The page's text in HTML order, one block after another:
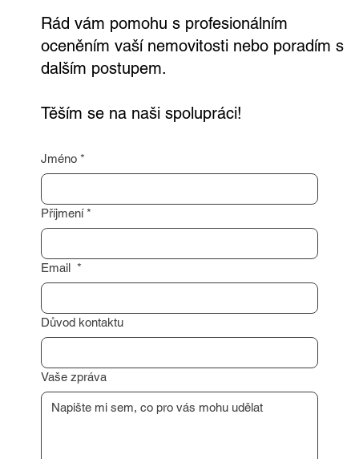
Rád vám pomohu s profesionálním
oceněním vaší nemovitosti nebo poradím s
dalším postupem.
Těším se na naši spolupráci!
Jméno *
Příjmení *
Email *
Důvod kontaktu
Vaše zpráva